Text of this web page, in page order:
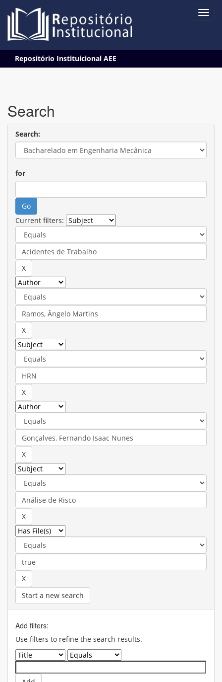
navigation
Repositório Instituicional AEE
Search
Search:
for
Current filters:
Start a new search
Add filters:
Use filters to refine the search results.